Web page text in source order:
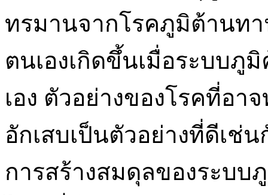
ทรมานจากโรคภูมิต้านท
ตนเองเกิดขึ้นเมื่อระบบ
เอง ตัวอย่างของโรคที่อา
อักเสบเป็นตัวอย่างที่ดีเช่
การสร้างสมดุลของระบ